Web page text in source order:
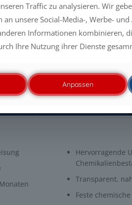
Hervorragende
Transparent,
Feste
Traffic zu analysieren. Wir
an unsere Social-Media-, Werbe-
Informationen kombinieren,
Ihre Nutzung ihrer Dienste
Anpassen